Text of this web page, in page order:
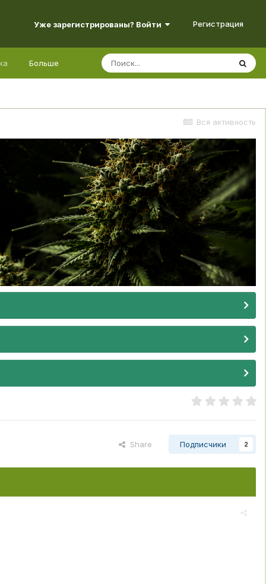
Уже зарегистрированы? Войти Регистрация
Больше
Вся активность
Share Подписчики 2